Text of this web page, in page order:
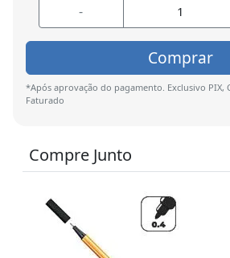
-
Comprar
*Após aprovação do pagamento. Exclusivo PIX,
Faturado
Compre Junto